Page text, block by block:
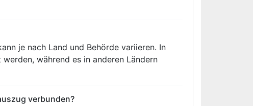
je nach Land und Behörde variieren. In
während es in anderen Ländern
verbunden?